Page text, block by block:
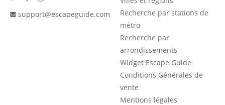
support@escapeguide.com
Recherche par stations de
métro
Recherche par
arrondissements
Widget Escape Guide
Conditions Générales de
vente
Mentions légales